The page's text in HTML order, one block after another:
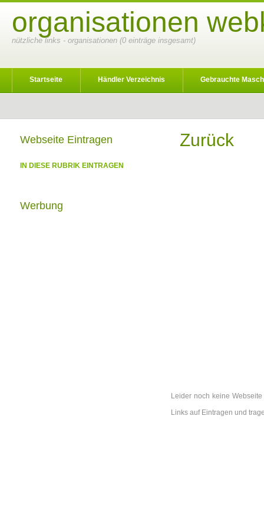
organisationen
nützliche links - organisationen (0 einträge insgesamt)
Startseite Händler Verzeichnis Gebrauchte
Zurück
Leider noch keine
Links auf Eintragen und
Webseite Eintragen
IN DIESE RUBRIK EINTRAGEN
Werbung